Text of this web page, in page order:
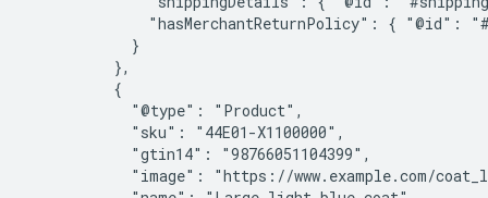
"hasMerchantReturnPolicy": { "@id":
            }
          },
          {
            "@type": "Product",
            "sku": "44E01-X1100000",
            "gtin14": "98766051104399",
"image": "https://www.example.com/